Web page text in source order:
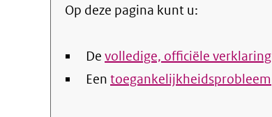
Op deze pagina kunt u:
De volledige, officiële verklaring
Een toegankelijkheidsprobleem